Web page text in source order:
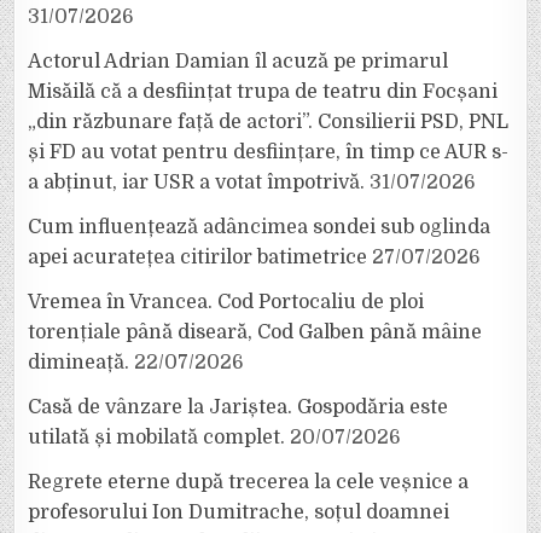
31/07/2026
Actorul Adrian Damian îl acuză pe primarul
Misăilă că a desființat trupa de teatru din Focșani
„din răzbunare față de actori”. Consilierii PSD, PNL
și FD au votat pentru desființare, în timp ce AUR s-
a abținut, iar USR a votat împotrivă. 31/07/2026
Cum influențează adâncimea sondei sub oglinda
apei acuratețea citirilor batimetrice 27/07/2026
Vremea în Vrancea. Cod Portocaliu de ploi
torențiale până diseară, Cod Galben până mâine
dimineață. 22/07/2026
Casă de vânzare la Jariștea. Gospodăria este
utilată și mobilată complet. 20/07/2026
Regrete eterne după trecerea la cele veșnice a
profesorului Ion Dumitrache, soțul doamnei